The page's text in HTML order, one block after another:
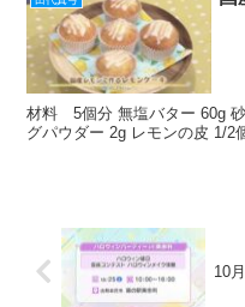
材料 5個分 無塩バター 60g
グパウダー 2g レモンの皮 1/2
10